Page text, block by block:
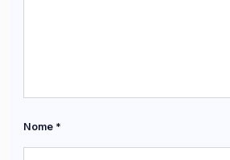
Nome *